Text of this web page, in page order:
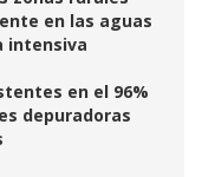
en las aguas
intensiva
en el 96%
depuradoras